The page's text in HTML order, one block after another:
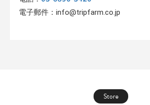
電子郵件：info@tripfarm.co.jp
Store